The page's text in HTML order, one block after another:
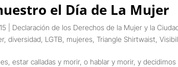
el Día de La Mujer
Declaración de los Derechos de la Mujer y la
,diversidad LGTB mujeres ,Triangle Shirtwaist ,
estar calladas y morir, o hablar y morir, y